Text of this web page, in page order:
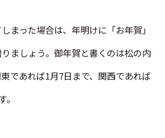
まった場合は、年明けに「お年賀」
りましょう。御年賀と書くのは松の内
であれば1月7日まで、関西であれば